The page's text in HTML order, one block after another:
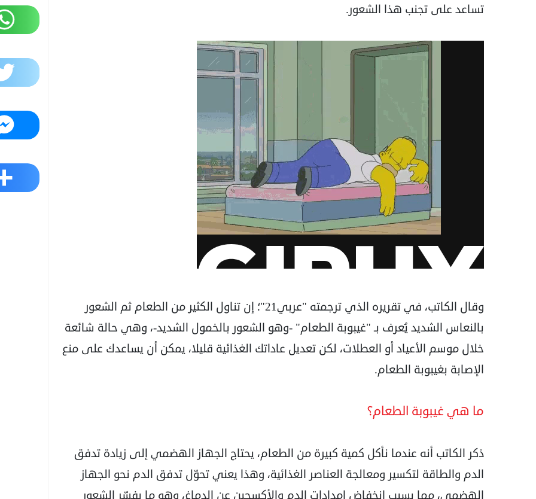
تساعد على تجنب هذا الشعور.
وقال الكاتب، في تقريره الذي ترجمته "عربي21"؛ إن تناول الكثير من الطعام ثم الشعور
بالنعاس الشديد يُعرف بـ "غيبوبة الطعام" -وهو الشعور بالخمول الشديد-، وهي حالة شائعة
خلال موسم الأعياد أو العطلات، لكن تعديل عاداتك الغذائية قليلا، يمكن أن يساعدك على منع
الإصابة بغيبوبة الطعام.
ما هي غيبوبة الطعام؟
ذكر الكاتب أنه عندما نأكل كمية كبيرة من الطعام، يحتاج الجهاز الهضمي إلى زيادة تدفق
الدم والطاقة لتكسير ومعالجة العناصر الغذائية، وهذا يعني تحوّل تدفق الدم نحو الجهاز
الهضمي، مما يسبب انخفاض إمدادات الدم والأكسجين عن الدماغ، وهو ما يفسّر الشعور
Twitter
Share